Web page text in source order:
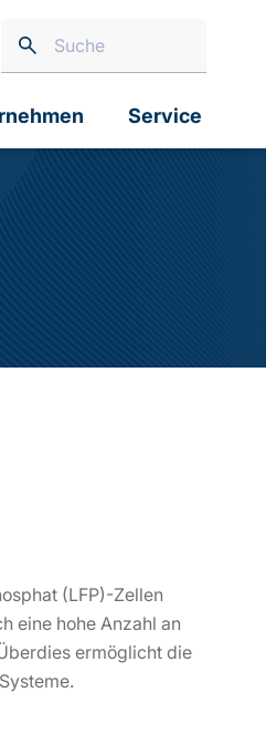
Service
(LFP)-Zellen
eine hohe Anzahl an
ermöglicht die